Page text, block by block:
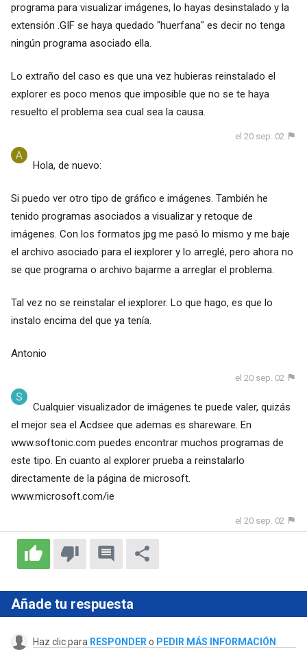
programa para visualizar imágenes, lo hayas desinstalado y la
extensión .GIF se haya quedado "huerfana" es decir no tenga
ningún programa asociado ella.
Lo extraño del caso es que una vez hubieras reinstalado el
explorer es poco menos que imposible que no se te haya
resuelto el problema sea cual sea la causa.
el 20 sep. 02
Hola, de nuevo:
Si puedo ver otro tipo de gráfico e imágenes. También he
tenido programas asociados a visualizar y retoque de
imágenes. Con los formatos jpg me pasó lo mismo y me baje
el archivo asociado para el iexplorer y lo arreglé, pero ahora no
se que programa o archivo bajarme a arreglar el problema.
Tal vez no se reinstalar el iexplorer. Lo que hago, es que lo
instalo encima del que ya tenía.
Antonio
el 20 sep. 02
Cualquier visualizador de imágenes te puede valer, quizás
el mejor sea el Acdsee que ademas es shareware. En
www.softonic.com puedes encontrar muchos programas de
este tipo. En cuanto al explorer prueba a reinstalarlo
directamente de la página de microsoft.
www.microsoft.com/ie
el 20 sep. 02
Añade tu respuesta
Haz clic para RESPONDER o PEDIR MÁS INFORMACIÓN